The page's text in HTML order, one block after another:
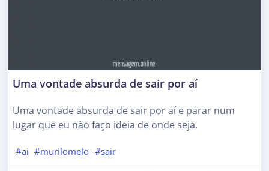
Uma vontade absurda de sair por aí
Uma vontade absurda de sair por aí e parar num
lugar que eu não faço ideia de onde seja.
#ai #murilomelo #sair